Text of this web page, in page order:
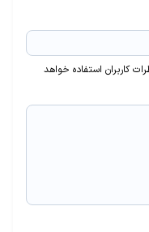
کاربران استفاده خواهد